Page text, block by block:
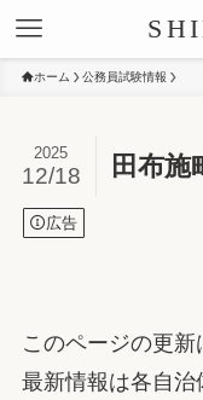
ホーム 公務員試験情報
田布施
2025
12/18
広告
このページの更新
最新情報は各自治